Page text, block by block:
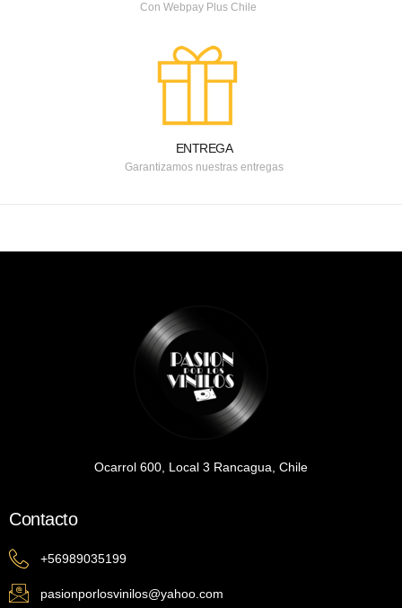
Con Webpay Plus Chile
ENTREGA
Garantizamos nuestras entregas
Ocarrol 600, Local 3 Rancagua, Chile
Contacto
+56989035199
pasionporlosvinilos@yahoo.com